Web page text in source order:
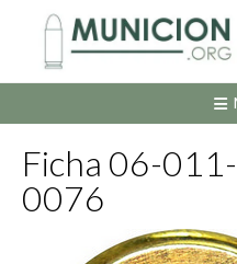
contenido
Ficha 06-
0076